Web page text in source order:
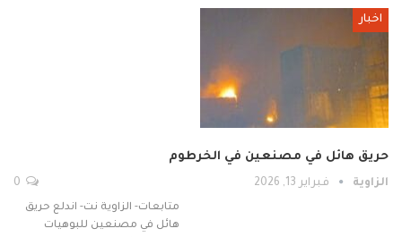
اخبار
حريق هائل في مصنعين في الخرطوم
الزاوية فبراير 13, 2026
متابعات- الزاوية نت- اندلع حريق
هائل في مصنعين للبوهيات